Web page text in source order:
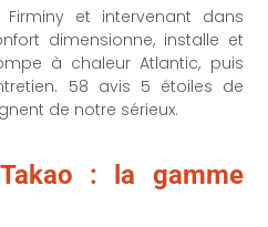
Firminy et intervenant dans
dimensionne, installe et
à chaleur Atlantic, puis
58 avis 5 étoiles de
de notre sérieux.
: la gamme